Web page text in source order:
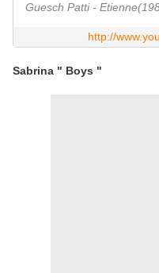
Guesch Patti -
http://
Sabrina " Boys "